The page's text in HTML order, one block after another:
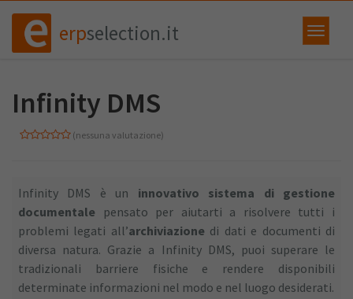
erpselection.it
Infinity DMS
(nessuna valutazione)
Infinity DMS è un innovativo sistema di gestione
documentale pensato per aiutarti a risolvere tutti i
problemi legati all’archiviazione di dati e documenti di
diversa natura. Grazie a Infinity DMS, puoi superare le
tradizionali barriere fisiche e rendere disponibili
determinate informazioni nel modo e nel luogo desiderati.